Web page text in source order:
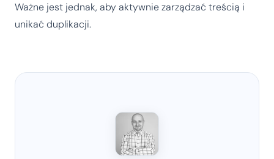
Ważne jest jednak, aby aktywnie zarządzać treścią i
unikać duplikacji.